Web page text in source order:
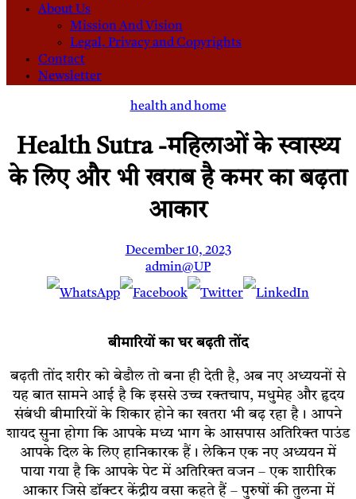
About Us
Mission And Vision
Legal, Privacy and Copyrights
Contact
Newsletter
health and home
Health Sutra -महिलाओं के स्वास्थ्य
के लिए और भी खराब है कमर का बढ़ता
आकार
December 10, 2023
admin@UP
बीमारियों का घर बढ़ती तोंद
बढ़ती तोंद शरीर को बेडौल तो बना ही देती है, अब नए अध्ययनों से
यह बात सामने आई है कि इससे उच्च रक्तचाप, मधुमेह और हृदय
संबंधी बीमारियों के शिकार होने का खतरा भी बढ़ रहा है। आपने
शायद सुना होगा कि आपके मध्य भाग के आसपास अतिरिक्त पाउंड
आपके दिल के लिए हानिकारक हैं। लेकिन एक नए अध्ययन में
पाया गया है कि आपके पेट में अतिरिक्त वजन – एक शारीरिक
आकार जिसे डॉक्टर केंद्रीय वसा कहते हैं – पुरुषों की तुलना में